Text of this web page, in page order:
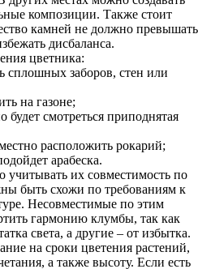
композиции. Также стоит
камней не должно превышать
дисбаланса.
цветника:
сплошных заборов, стен или
на газоне;
будет смотреться приподнятая
расположить рокарий;
арабеска.
их совместимость по
быть схожи по требованиям к
Несовместимые по этим
гармонию клумбы, так как
света, а другие – от избытка.
на сроки цветения растений,
а также высоту. Если есть